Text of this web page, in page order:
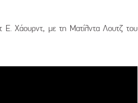
Ε. Χάουρντ, με τη Ματίλντα Λουτζ του